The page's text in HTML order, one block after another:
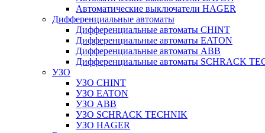
Автоматические выключатели HAGER
Дифференциальные автоматы
Дифференциальные автоматы CHINT
Дифференциальные автоматы EATON
Дифференциальные автоматы ABB
Дифференциальные автоматы SCHRACK
УЗО
УЗО CHINT
УЗО EATON
УЗО ABB
УЗО SCHRACK TECHNIK
УЗО HAGER